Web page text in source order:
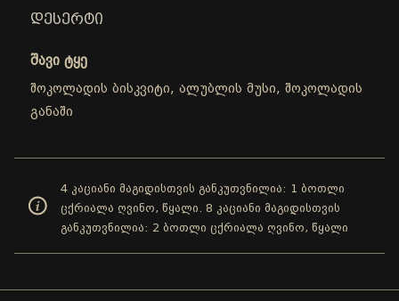
ᲓᲔᲡᲔᲠᲢᲘ
შავი ტყე
შოკოლადის ბისკვიტი, ალუბლის მუსი, შოკოლადის
განაში
4 კაციანი მაგიდისთვის განკუთვნილია: 1 ბოთლი
ცქრიალა ღვინო, წყალი. 8 კაციანი მაგიდისთვის
განკუთვნილია: 2 ბოთლი ცქრიალა ღვინო, წყალი